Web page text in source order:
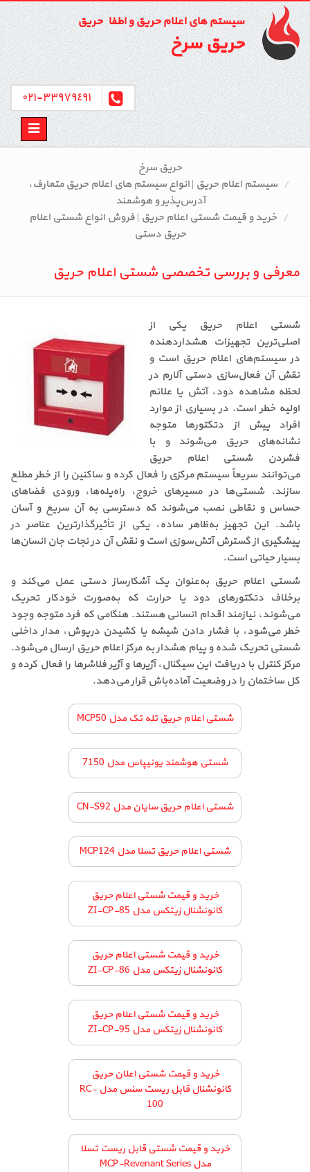
سیستم های اعلام حریق و اطفاء حریق
حریق سرخ
٣٣٩٧٩٤٩١-٠٢١
Toggle
حریق سرخ
سیستم اعلام حریق | انواع سیستم‌ های اعلام حریق متعارف،
آدرس‌پذیر و هوشمند
خرید و قیمت شستی اعلام حریق | فروش انواع شستی اعلام
حریق دستی
معرفی و بررسی تخصصی شستی اعلام حریق
شستی اعلام حریق یکی از
اصلی‌ترین تجهیزات هشداردهنده
در سیستم‌های اعلام حریق است و
نقش آن فعال‌سازی دستی آلارم در
لحظه مشاهده دود، آتش یا علائم
اولیه خطر است. در بسیاری از موارد
افراد پیش از دتکتورها متوجه
نشانه‌های حریق می‌شوند و با
فشردن شستی اعلام حریق
می‌توانند سریعاً سیستم مرکزی را فعال کرده و ساکنین را از خطر مطلع
سازند. شستی‌ها در مسیرهای خروج، راه‌پله‌ها، ورودی فضاهای
حساس و نقاطی نصب می‌شوند که دسترسی به آن سریع و آسان
باشد. این تجهیز به‌ظاهر ساده، یکی از تأثیرگذارترین عناصر در
پیشگیری از گسترش آتش‌سوزی است و نقش آن در نجات جان انسان‌ها
بسیار حیاتی است.
شستی اعلام حریق به‌عنوان یک آشکارساز دستی عمل می‌کند و
برخلاف دتکتورهای دود یا حرارت که به‌صورت خودکار تحریک
می‌شوند، نیازمند اقدام انسانی هستند. هنگامی که فرد متوجه وجود
خطر می‌شود، با فشار دادن شیشه یا کشیدن درپوش، مدار داخلی
شستی تحریک شده و پیام هشدار به مرکز اعلام حریق ارسال می‌شود.
مرکز کنترل با دریافت این سیگنال، آژیرها و آژیر فلاشرها را فعال کرده و
کل ساختمان را در وضعیت آماده‌باش قرار می‌دهد.
شستی اعلام حریق تله تک مدل MCP50
شستی هوشمند یونیپاس مدل 7150
شستی اعلام حریق سایان مدل CN-S92
شستی اعلام حریق تسلا مدل MCP124
خرید و قیمت شستی اعلام حریق
کانونشنال زیتکس مدل ZI-CP-85
خرید و قیمت شستی اعلام حریق
کانونشنال زیتکس مدل ZI-CP-86
خرید و قیمت شستی اعلام حریق
کانونشنال زیتکس مدل ZI-CP-95
خرید و قیمت شستی اعلان حریق
کانونشنال قابل ریست سنس مدل RC-
100
خرید و قیمت شستی قابل ریست تسلا
مدل MCP-Revenant Series